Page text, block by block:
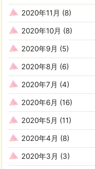
2020年11月 (8)
2020年10月 (8)
2020年9月 (5)
2020年8月 (6)
2020年7月 (4)
2020年6月 (16)
2020年5月 (11)
2020年4月 (8)
2020年3月 (3)